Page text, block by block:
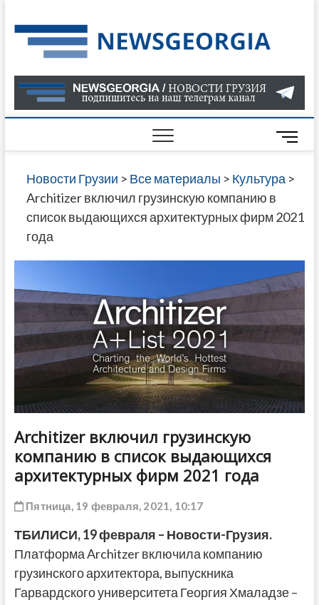
to
content
О
В
ГРУЗИИ
САЙТЕ
M
e
n
B
o
Новости Грузии > Все материалы > Культура>
Architizer включил грузинскую компанию в
список выдающихся архитектурных фирм 2021
года
Architizer включил грузинскую
компанию в список выдающихся
архитектурных фирм 2021 года
Пятница, 19 февраля, 2021, 10:17
ТБИЛИСИ, 19 февраля – Новости-Грузия.
Платформа Architzer включила компанию
грузинского архитектора, выпускника
Гарвардского университета Георгия Хмаладзе –